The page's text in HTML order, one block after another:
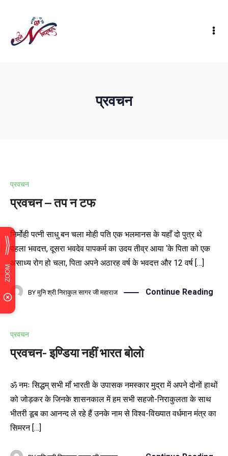
प्रवचन
प्रवचन
प्रवचन – तप न टफ
निर्मोही पत्नी साधु बन चला मोही पति एक भलमानस के यहाँ दो पुत्र थे
पहला भवदत्त, दूसरा भवदेव पापकर्म का उदय तीव्र आया ‘के पिता को एक
असाध्य रोग हो चला, पिता अपने अठारह वर्ष के भवदत्त और 12 वर्ष […]
BY मुनि श्री निराकुल सागर जी महाराज Continue Reading
प्रवचन
प्रवचन- इण्डिया नहीं भारत बोलो
ॐ नमः सिद्धम् सभी मॉं भारती के उपासक नमस्कार मुद्रा में अपने दोनों हाथों
को जोड़कर के जिनके शासनकाल में हम सभी सहजो-निराकुलता के साथ
भीतरी डूब का आनन्द ले रहे हैं उनके नाम से विश्व-विख्यात वर्धमान मंत्र का
सिमरन […]